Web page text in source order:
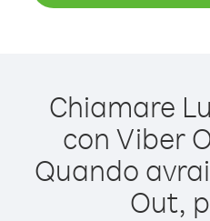
Chiamare
con Viber
Quando
Out,